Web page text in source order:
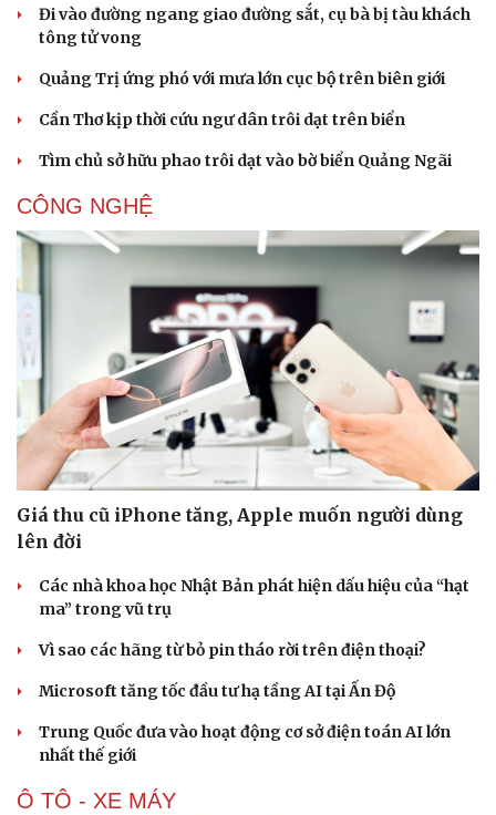
Đi vào đường ngang giao đường sắt, cụ bà bị tàu khách
tông tử vong
Quảng Trị ứng phó với mưa lớn cục bộ trên biên giới
Cần Thơ kịp thời cứu ngư dân trôi dạt trên biển
Tìm chủ sở hữu phao trôi dạt vào bờ biển Quảng Ngãi
CÔNG NGHỆ
Giá thu cũ iPhone tăng, Apple muốn người dùng
lên đời
Các nhà khoa học Nhật Bản phát hiện dấu hiệu của “hạt
ma” trong vũ trụ
Vì sao các hãng từ bỏ pin tháo rời trên điện thoại?
Microsoft tăng tốc đầu tư hạ tầng AI tại Ấn Độ
Trung Quốc đưa vào hoạt động cơ sở điện toán AI lớn
nhất thế giới
Ô TÔ - XE MÁY